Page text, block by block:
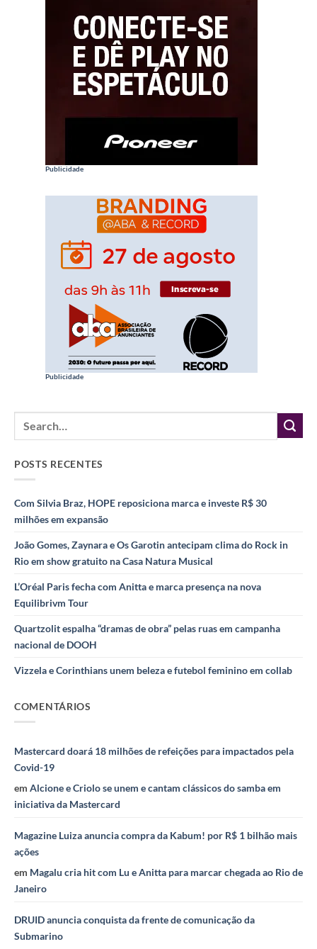
Publicidade
Publicidade
POSTS RECENTES
Com Silvia Braz, HOPE reposiciona marca e investe R$ 30
milhões em expansão
João Gomes, Zaynara e Os Garotin antecipam clima do Rock in
Rio em show gratuito na Casa Natura Musical
L’Oréal Paris fecha com Anitta e marca presença na nova
Equilibrivm Tour
Quartzolit espalha “dramas de obra” pelas ruas em campanha
nacional de DOOH
Vizzela e Corinthians unem beleza e futebol feminino em collab
COMENTÁRIOS
Mastercard doará 18 milhões de refeições para impactados pela
Covid-19
em Alcione e Criolo se unem e cantam clássicos do samba em
iniciativa da Mastercard
Magazine Luiza anuncia compra da Kabum! por R$ 1 bilhão mais
ações
em Magalu cria hit com Lu e Anitta para marcar chegada ao Rio de
Janeiro
DRUID anuncia conquista da frente de comunicação da
Submarino